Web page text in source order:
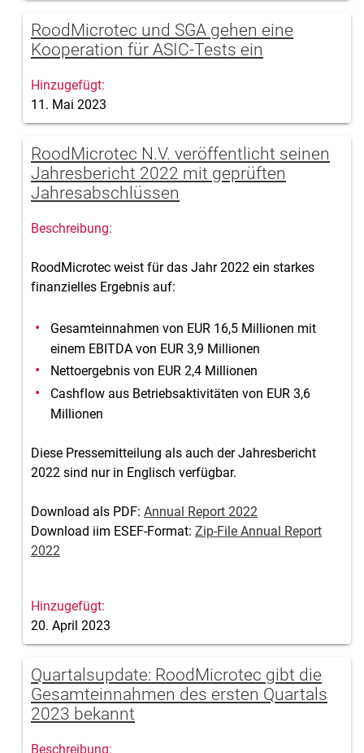
RoodMicrotec und SGA gehen eine
Kooperation für ASIC-Tests ein
11. Mai 2023
RoodMicrotec N.V. veröffentlicht seinen
Jahresbericht 2022 mit geprüften
Jahresabschlüssen
RoodMicrotec weist für das Jahr 2022 ein starkes
finanzielles Ergebnis auf:
Gesamteinnahmen von EUR 16,5 Millionen mit
einem EBITDA von EUR 3,9 Millionen
Nettoergebnis von EUR 2,4 Millionen
Cashflow aus Betriebsaktivitäten von EUR 3,6
Millionen
Diese Pressemitteilung als auch der Jahresbericht
2022 sind nur in Englisch verfügbar.
Download als PDF: Annual Report 2022
Download iim ESEF-Format: Zip-File Annual Report
2022
20. April 2023
Quartalsupdate: RoodMicrotec gibt die
Gesamteinnahmen des ersten Quartals
2023 bekannt